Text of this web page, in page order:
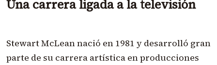
Una carrera ligada a la televisión
Stewart McLean nació en 1981 y desarrolló gran
parte de su carrera artística en producciones